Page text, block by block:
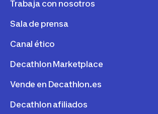
Trabaja con nosotros
Sala de prensa
Canal ético
Decathlon Marketplace
Vende en Decathlon.es
Decathlon afiliados